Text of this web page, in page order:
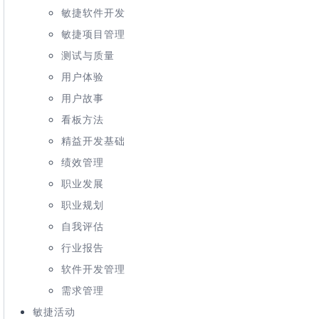
敏捷软件开发
敏捷项目管理
测试与质量
用户体验
用户故事
看板方法
精益开发基础
绩效管理
职业发展
职业规划
自我评估
行业报告
软件开发管理
需求管理
敏捷活动